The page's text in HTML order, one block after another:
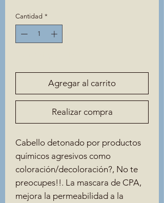
Cantidad *
Agregar al carrito
Realizar compra
Cabello detonado por productos
químicos agresivos como
coloración/decoloración?, No te
preocupes!!. La mascara de CPA,
mejora la permeabilidad a la